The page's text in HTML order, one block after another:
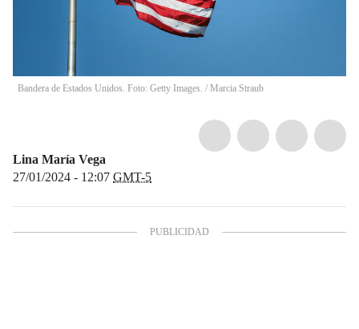
Bandera de Estados Unidos. Foto: Getty Images. / Marcia Straub
Lina María Vega
27/01/2024 - 12:07 GMT-5